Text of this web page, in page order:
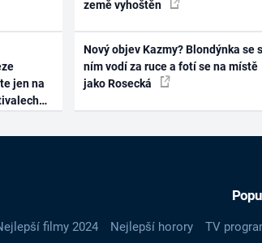
jen na
země vyhoštěn
Nový objev Kazmy? Blondýnka se s
ním vodí za ruce a fotí se na místě
jako Rosecká
filmy 2024 Nejlepší horory TV